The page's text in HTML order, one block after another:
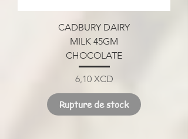
CADBURY DAIRY
MILK 45GM
CHOCOLATE
Prix
6,10 XCD
Rupture de stock